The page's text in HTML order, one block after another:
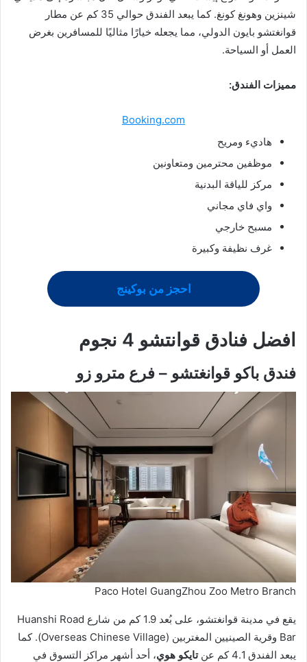
شينزين وهونغ كونغ. كما يبعد الفندق حوالي 35 كم عن مطار
قوانغتشو بايون الدولي، مما يجعله خيارًا مثاليًا للمسافرين بغرض
العمل أو السياحة.
مميزات الفندق:
Booking.com
هاديء ومريح
موظفين محترمين ومتعاونين
مركز للياقة البدنية
واي فاي مجاني
مسبح خارجي
غرف نظيفة وكبيرة
احجز من بوكينج
افضل فنادق قوانتشو
فندق باكو قوانغتشو – فرع مترو زو
Paco Hotel GuangZhou Zoo Metro Branch
يقع في مدينة قوانغتشو، على بُعد 1.9 كم من شارع Huanshi Road
Bar وقرية الصينيين المغتربين (Overseas Chinese Village). كما
يبعد الفندق 4.1 كم عن
تايكو هوي، أحد أشهر مراكز التسوق في